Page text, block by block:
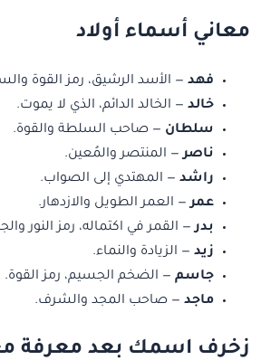
معاني أسماء أولاد
فهد — الأسد الرشيق، رمز القوة
خالد — الخالد الدائم، الذي لا يموت.
سلطان — صاحب السلطة والقوة.
ناصر— المنتصر والمُعين.
راشد — المهتدي إلى الصواب.
عمر— العمر الطويل والازدهار.
بدر— القمر في اكتماله، رمز النور
زيد — الزيادة والنماء.
جاسم — الضخم الجسيم، رمز القوة.
ماجد — صاحب المجد والشرف.
زخرف اسمك بعد معرفة